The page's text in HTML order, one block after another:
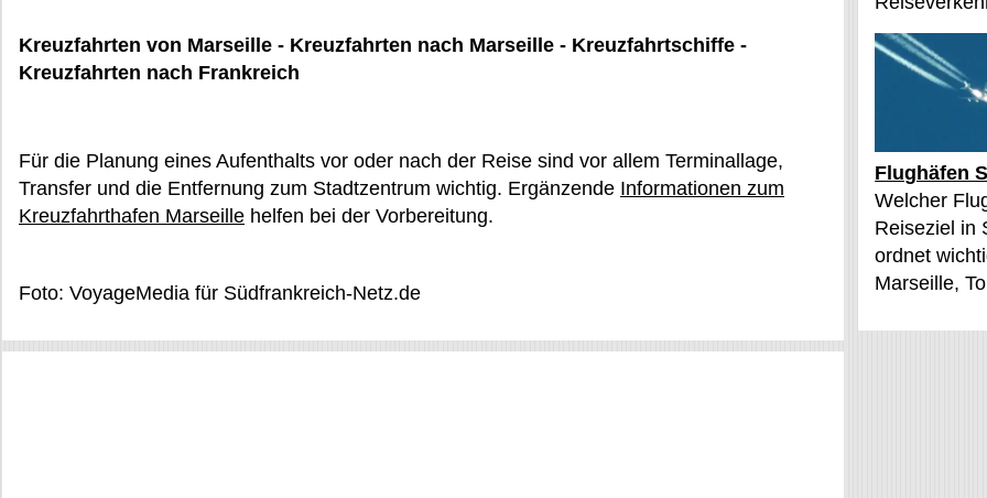
Kreuzfahrten von Marseille - Kreuzfahrten nach Marseille - Kreuzfahrtschiffe -
Kreuzfahrten nach Frankreich
Für die Planung eines Aufenthalts vor oder nach der Reise sind vor allem Terminallage,
Transfer und die Entfernung zum Stadtzentrum wichtig. Ergänzende Informationen zum
Kreuzfahrthafen Marseille helfen bei der Vorbereitung.
Foto: VoyageMedia für Südfrankreich-Netz.de
Flughäfen
Welcher
Reiseziel in
ordnet
Marseille,